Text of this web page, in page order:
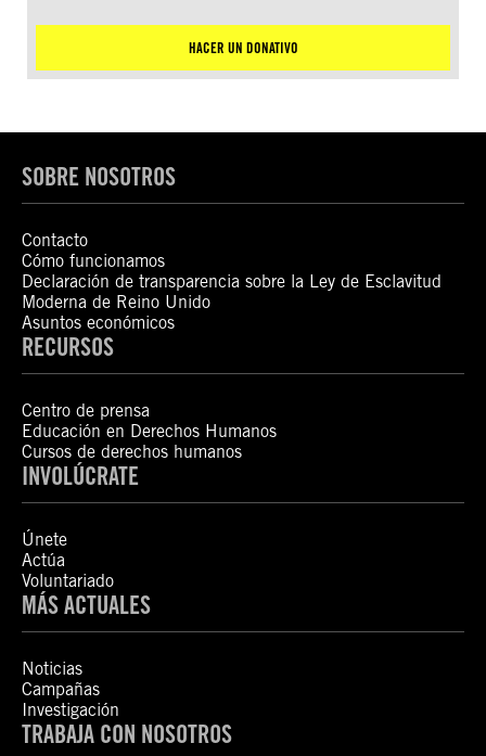
HACER UN DONATIVO
SOBRE NOSOTROS
Contacto
Cómo funcionamos
Declaración de transparencia sobre la Ley de Esclavitud
Moderna de Reino Unido
Asuntos económicos
RECURSOS
Centro de prensa
Educación en Derechos Humanos
Cursos de derechos humanos
INVOLÚCRATE
Únete
Actúa
Voluntariado
MÁS ACTUALES
Noticias
Campañas
Investigación
TRABAJA CON NOSOTROS